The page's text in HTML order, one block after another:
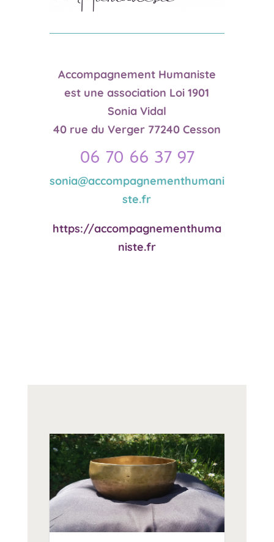
Accompagnement Humaniste
est une association Loi 1901
Sonia Vidal
40 rue du Verger 77240 Cesson
06 70 66 37 97
sonia@accompagnementhumani
ste.fr
https://accompagnementhuma
niste.fr